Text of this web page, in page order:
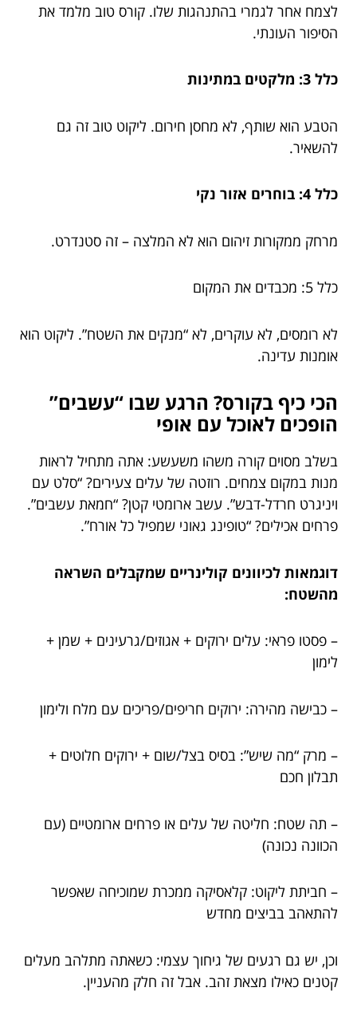
לצמח אחר לגמרי בהתנהגות שלו. קורס טוב מלמד את
הסיפור העונתי.
כלל 3: מלקטים במתינות
הטבע הוא שותף, לא מחסן חירום. ליקוט טוב זה גם
להשאיר.
כלל 4: בוחרים אזור נקי
מרחק ממקורות זיהום הוא לא המלצה – זה סטנדרט.
כלל 5: מכבדים את המקום
לא רומסים, לא עוקרים, לא “מנקים את השטח”. ליקוט הוא
אומנות עדינה.
הכי כיף בקורס? הרגע שבו “עשבים”
הופכים לאוכל עם אופי
בשלב מסוים קורה משהו משעשע: אתה מתחיל לראות
מנות במקום צמחים. רוזטה של עלים צעירים? “סלט עם
ויניגרט חרדל-דבש”. עשב ארומטי קטן? “חמאת עשבים”.
פרחים אכילים? “טופינג גאוני שמפיל כל אורח”.
דוגמאות לכיוונים קולינריים שמקבלים השראה
מהשטח:
– פסטו פראי: עלים ירוקים + אגוזים/גרעינים + שמן +
לימון
– כבישה מהירה: ירוקים חריפים/פריכים עם מלח ולימון
– מרק “מה שיש”: בסיס בצל/שום + ירוקים חלוטים +
תבלון חכם
– תה שטח: חליטה של עלים או פרחים ארומטיים (עם
הכוונה נכונה)
– חביתת ליקוט: קלאסיקה ממכרת שמוכיחה שאפשר
להתאהב בביצים מחדש
וכן, יש גם רגעים של גיחוך עצמי: כשאתה מתלהב מעלים
קטנים כאילו מצאת זהב. אבל זה חלק מהעניין.